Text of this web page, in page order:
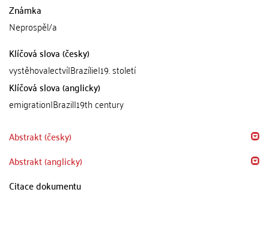
Známka
Neprospěl/a
Klíčová slova (česky)
vystěhovalectví|Brazílie|19. století
Klíčová slova (anglicky)
emigration|Brazil|19th century
Abstrakt (česky)
Abstrakt (anglicky)
Citace dokumentu